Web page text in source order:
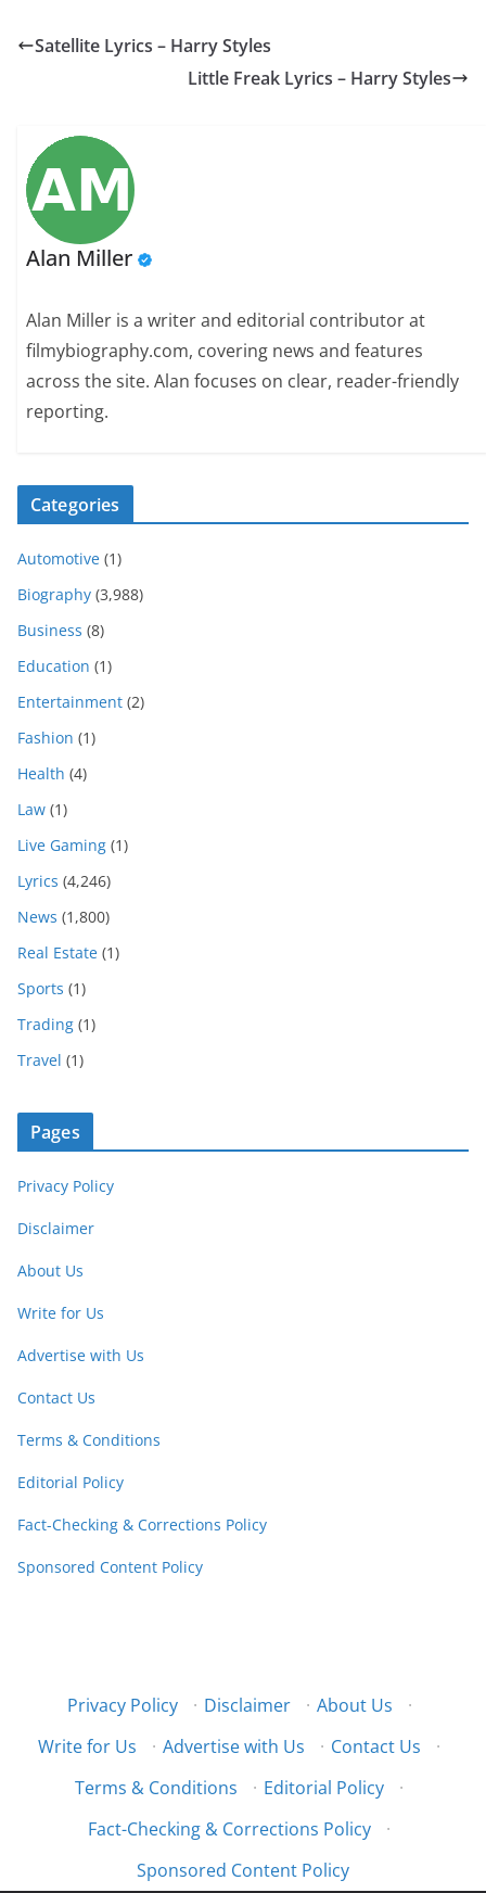
Satellite Lyrics – Harry Styles
Little Freak Lyrics – Harry Styles
Alan Miller
Alan Miller is a writer and editorial contributor at
filmybiography.com, covering news and features
across the site. Alan focuses on clear, reader-friendly
reporting.
Categories
Automotive (1)
Biography (3,988)
Business (8)
Education (1)
Entertainment (2)
Fashion (1)
Health (4)
Law (1)
Live Gaming (1)
Lyrics (4,246)
News (1,800)
Real Estate (1)
Sports (1)
Trading (1)
Travel (1)
Pages
Privacy Policy
Disclaimer
About Us
Write for Us
Advertise with Us
Contact Us
Terms & Conditions
Editorial Policy
Fact-Checking & Corrections Policy
Sponsored Content Policy
Privacy Policy · Disclaimer · About Us
·
Write for Us
· Advertise with Us · Contact Us
·
Terms & Conditions
· Editorial Policy
·
Fact-Checking & Corrections Policy
·
Sponsored Content Policy